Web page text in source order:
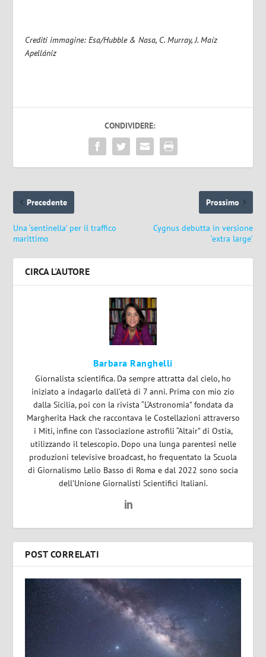
Crediti immagine: Esa/Hubble & Nasa, C. Murray, J. Maíz
Apellániz
CONDIVIDERE:
Precedente
Una ‘sentinella’ per il traffico
marittimo
Prossimo
Cygnus debutta in versione
‘extra large’
CIRCA L'AUTORE
Barbara Ranghelli
Giornalista scientifica. Da sempre attratta dal cielo, ho
iniziato a indagarlo dall’età di 7 anni. Prima con mio zio
dalla Sicilia, poi con la rivista “L‘Astronomia” fondata da
Margherita Hack che raccontava le Costellazioni attraverso
i Miti, infine con l’associazione astrofili “Altair” di Ostia,
utilizzando il telescopio. Dopo una lunga parentesi nelle
produzioni televisive broadcast, ho frequentato la Scuola
di Giornalismo Lelio Basso di Roma e dal 2022 sono socia
dell’Unione Giornalisti Scientifici Italiani.
POST CORRELATI